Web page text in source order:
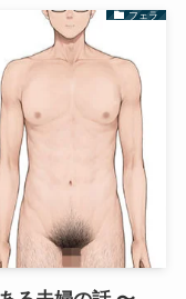
フェラ